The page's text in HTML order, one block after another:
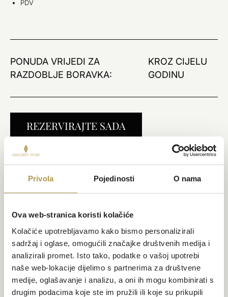
Privola Pojedinosti O nama
Ova web-stranica koristi kolačiće
Kolačiće upotrebljavamo kako bismo personalizirali
sadržaj i oglase, omogućili značajke društvenih medija i
analizirali promet. Isto tako, podatke o vašoj upotrebi
naše web-lokacije dijelimo s partnerima za društvene
medije, oglašavanje i analizu, a oni ih mogu kombinirati s
drugim podacima koje ste im pružili ili koje su prikupili
PDV
PONUDA VRIJEDI ZA
RAZDOBLJE BORAVKA:
KROZ CIJELU
GODINU
REZERVIRAJTE SADA